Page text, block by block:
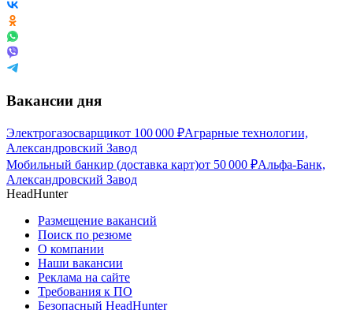
Вакансии дня
Электрогазосварщикот 100 000 ₽Аграрные технологии,
Александровский Завод
Мобильный банкир (доставка карт)от 50 000 ₽Альфа-Банк,
Александровский Завод
HeadHunter
Размещение вакансий
Поиск по резюме
О компании
Наши вакансии
Реклама на сайте
Требования к ПО
Безопасный HeadHunter